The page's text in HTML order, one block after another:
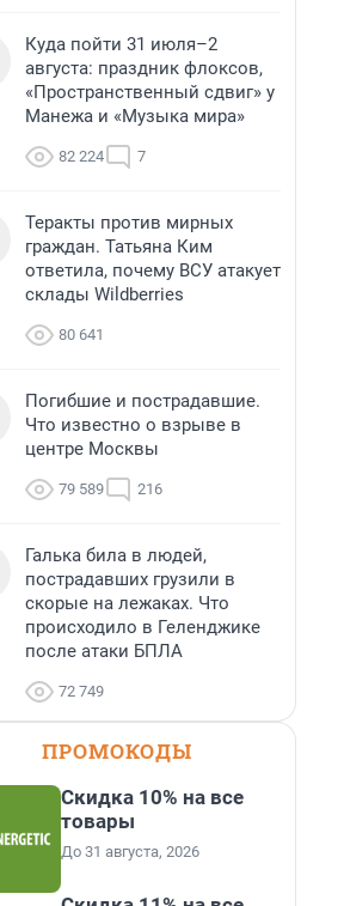
Куда пойти 31 июля–2
августа: праздник флоксов,
«Пространственный сдвиг» у
Манежа и «Музыка мира»
82 224 7
Теракты против мирных
граждан. Татьяна Ким
ответила, почему ВСУ атакует
склады Wildberries
80 641
Погибшие и пострадавшие.
Что известно о взрыве в
центре Москвы
79 589 216
Галька била в людей,
пострадавших грузили в
скорые на лежаках. Что
происходило в Геленджике
после атаки БПЛА
72 749
ПРОМОКОДЫ
Скидка 10% на все
товары
До 31 августа, 2026